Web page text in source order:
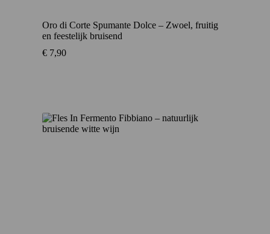
Oro di Corte Spumante Dolce – Zwoel, fruitig
en feestelijk bruisend
€ 7,90